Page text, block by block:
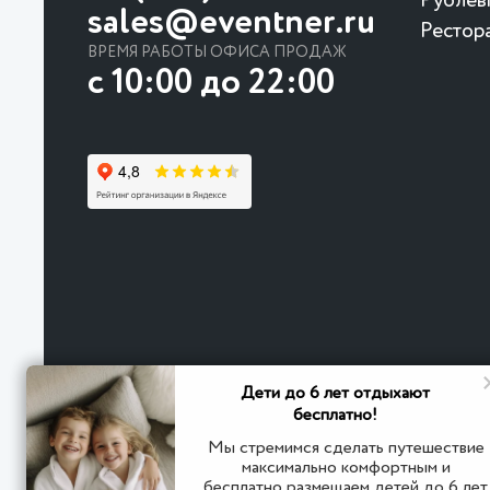
sales@eventner.ru
ВРЕМЯ РАБОТЫ ОФИСА ПРОДАЖ
с 10:00 до 22:00
Дети до 6 лет отдыхают
бесплатно!
Мы стремимся сделать путешествие
максимально комфортным и